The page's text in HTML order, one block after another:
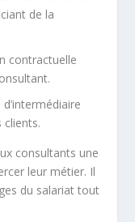
de la
contractuelle
clients.
consultants une
leur métier. Il
du salariat tout